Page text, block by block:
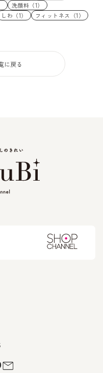
洗顔料（1）
しわ（1） フィットネス（1）